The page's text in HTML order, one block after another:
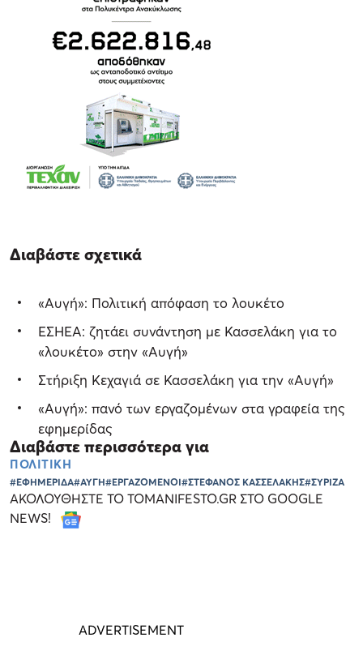
Διαβάστε σχετικά
«Αυγή»: Πολιτική απόφαση το λουκέτο
ΕΣΗΕΑ: ζητάει συνάντηση με Κασσελάκη για το
«λουκέτο» στην «Αυγή»
Στήριξη Κεχαγιά σε Κασσελάκη για την «Αυγή»
«Αυγή»: πανό των εργαζομένων στα γραφεία της
εφημερίδας
Διαβάστε περισσότερα για
ΠΟΛΙΤΙΚΗ
#ΕΦΗΜΕΡΙΔΑ#ΑΥΓΗ#ΕΡΓΑΖΟΜΕΝΟΙ#ΣΤΕΦΑΝΟΣ ΚΑΣΣΕΛΑΚΗΣ#ΣΥΡΙΖΑ
ΑΚΟΛΟΥΘΗΣΤΕ ΤΟ TOMANIFESTO.GR ΣΤΟ GOOGLE
NEWS!